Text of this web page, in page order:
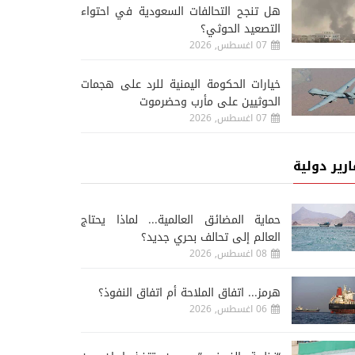
هل تنجح التحالفات السعودية في احتواء
التصعيد الحوثي؟
07 اغسطس, 2026
خيارات الحكومة اليمنية للرد على هجمات
الحوثيين على مأرب وحضرموت
07 اغسطس, 2026
دولية
حماية المضائق العالمية... لماذا يحتاج
العالم إلى تحالف بحري جديد؟
08 اغسطس, 2026
هرمز... اتفاق الملاحة أم اتفاق النفوذ؟
06 اغسطس, 2026